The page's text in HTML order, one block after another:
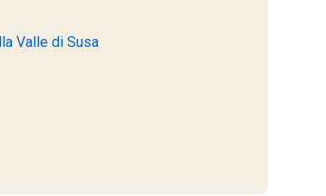
Valle di Susa